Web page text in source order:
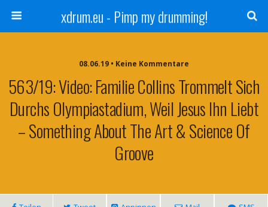
xdrum.eu - Pimp my drumming!
08.06.19 • Keine Kommentare
563/19: Video: Familie Collins Trommelt Sich
Durchs Olympiastadium, Weil Jesus Ihn Liebt
– Something About The Art & Science Of
Groove